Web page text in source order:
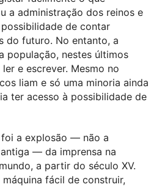
a administração dos reinos e
de contar
do futuro. No entanto, a
população, nestes últimos
e escrever. Mesmo no
liam e só uma minoria ainda
ter acesso à possibilidade de
a explosão — não a
— da imprensa na
a partir do século XV.
fácil de construir,